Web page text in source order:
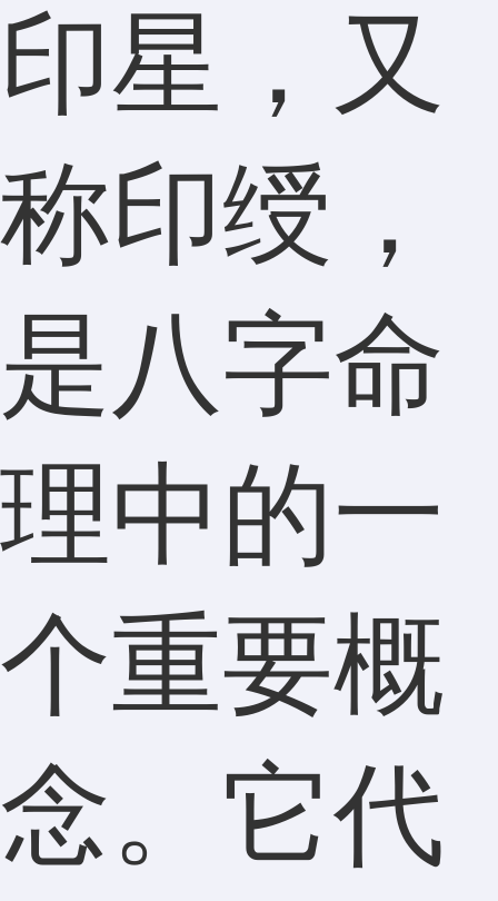
印星，又
称印绶，
是八字命
理中的一
个重要概
念。它代